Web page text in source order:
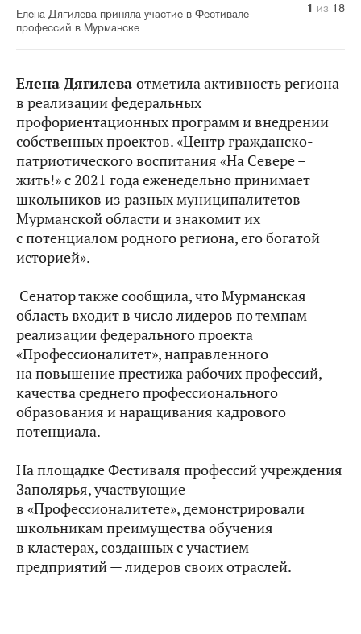
Елена Дягилева приняла участие в Фестивале
профессий в Мурманске
1 из 18
2 из 18
3 из 18
4 из 18
5 из 18
6 из 18
7 из 18
8 из 18
9 из 18
10 из 18
11 из 18
12 из 18
13 из 18
14 из 18
15 из 18
16 из 18
17 из 18
18 из 18
Елена Дягилева отметила активность региона
в реализации федеральных
профориентационных программ и внедрении
собственных проектов. «Центр гражданско-
патриотического воспитания «На Севере –
жить!» с 2021 года еженедельно принимает
школьников из разных муниципалитетов
Мурманской области и знакомит их
с потенциалом родного региона, его богатой
историей».
Сенатор также сообщила, что Мурманская
область входит в число лидеров по темпам
реализации федерального проекта
«Профессионалитет», направленного
на повышение престижа рабочих профессий,
качества среднего профессионального
образования и наращивания кадрового
потенциала.
На площадке Фестиваля профессий учреждения
Заполярья, участвующие
в «Профессионалитете», демонстрировали
школьникам преимущества обучения
в кластерах, созданных с участием
предприятий — лидеров своих отраслей.